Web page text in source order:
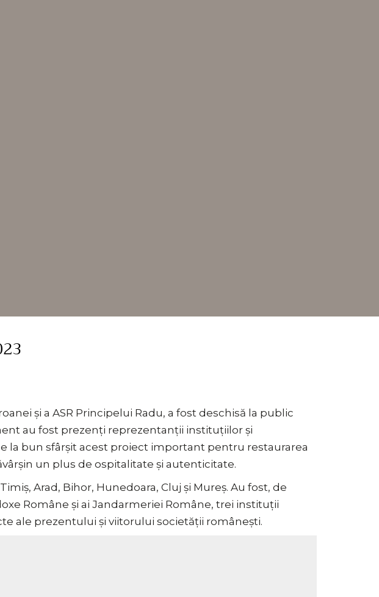
și a ASR Principelui Radu, a fost deschisă la public
au fost prezenți reprezentanții instituțiilor și
la bun sfârșit acest proiect important pentru restaurarea
un plus de ospitalitate și autenticitate.
Arad, Bihor, Hunedoara, Cluj și Mureș. Au fost, de
Române și ai Jandarmeriei Române, trei instituții
ale prezentului și viitorului societății românești.